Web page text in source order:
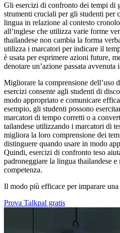
Gli esercizi di confronto dei tempi di
strumenti cruciali per gli studenti per
lingua in relazione al contesto
all’inglese che utilizza varie forme
thailandese non cambia la forma
utilizza i marcatori per indicare il
è usata per esprimere azioni future,
denotare un’azione passata avvenuta
Migliorare la comprensione dell’uso
esercizi consente agli studenti di
modo appropriato e comunicare
esempio, gli studenti possono
marcatori di tempo corretti o a
tailandese utilizzando i marcatori di
migliora la loro comprensione dei
distinguere quando usare in modo
Quindi, esercizi di confronto teso
padroneggiare la lingua thailandese
competenza.
Il modo più efficace per imparare
Prova Talkpal gratis